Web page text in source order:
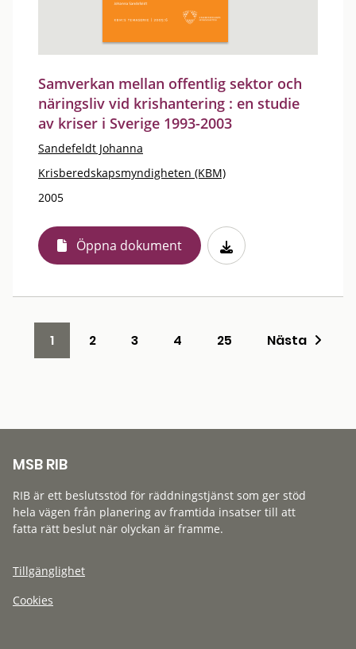
Samverkan mellan offentlig sektor och
näringsliv vid krishantering : en studie
av kriser i Sverige 1993-2003
Sandefeldt Johanna
Krisberedskapsmyndigheten (KBM)
2005
Öppna dokument
1 2 3 4 25 Nästa
MSB RIB
RIB är ett beslutsstöd för räddningstjänst som ger stöd
hela vägen från planering av framtida insatser till att
fatta rätt beslut när olyckan är framme.
Tillgänglighet
Cookies